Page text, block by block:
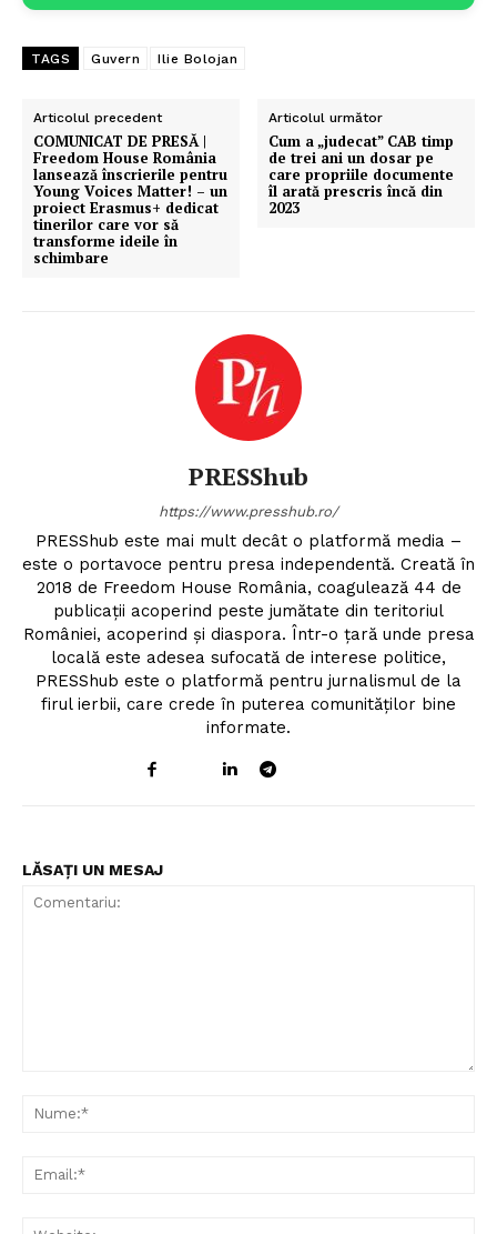
TAGS Guvern Ilie Bolojan
Articolul precedent
COMUNICAT DE PRESĂ |
Freedom House România
lansează înscrierile pentru
Young Voices Matter! – un
proiect Erasmus+ dedicat
tinerilor care vor să
transforme ideile în
schimbare
Articolul următor
Cum a „judecat” CAB timp
de trei ani un dosar pe
care propriile documente
îl arată prescris încă din
2023
PRESShub
https://www.presshub.ro/
PRESShub este mai mult decât o platformă media –
este o portavoce pentru presa independentă. Creată în
2018 de Freedom House România, coagulează 44 de
publicații acoperind peste jumătate din teritoriul
României, acoperind și diaspora. Într-o țară unde presa
locală este adesea sufocată de interese politice,
PRESShub este o platformă pentru jurnalismul de la
firul ierbii, care crede în puterea comunităților bine
informate.
LĂSAȚI UN MESAJ